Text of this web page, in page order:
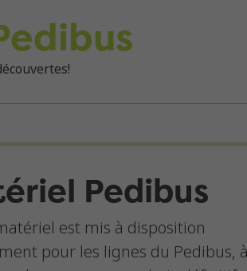
Pedibus
est mis à disposition
pour les lignes du Pedibus, à